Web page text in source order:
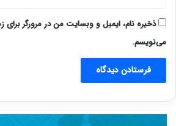
ذخیره نام، ایمیل و وبسایت من در مرورگر برای
می‌نویسم.